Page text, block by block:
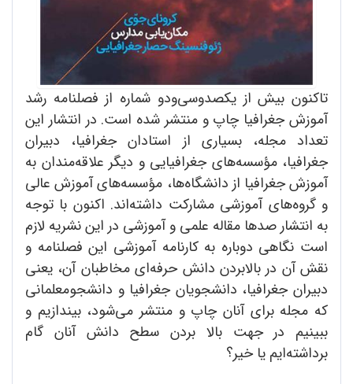
تاکنون بیش از یکصدوسی‌ودو شماره از فصلنامه رشد
آموزش جغرافیا چاپ و منتشر شده است. در انتشار این
تعداد مجله، بسیاری از استادان جغرافیا، دبیران
جغرافیا، مؤسسه‌های جغرافیایی و دیگر علاقه‌مندان به
آموزش جغرافیا از دانشگاه‌ها، مؤسسه‌های آموزش عالی
و گروه‌های آموزشی مشارکت داشته‌اند. اکنون با توجه
به انتشار صدها مقاله علمی و آموزشی در این نشریه لازم
است نگاهی دوباره به کارنامه آموزشی این فصلنامه و
نقش آن در بالابردن دانش حرفه‌ای مخاطبان آن، یعنی
دبیران جغرافیا، دانشجویان جغرافیا و دانشجومعلمانی
که مجله برای آنان چاپ و منتشر می‌شود، بیندازیم و
ببینیم در جهت بالا بردن سطح دانش آنان گام
برداشته‌ایم یا خیر؟